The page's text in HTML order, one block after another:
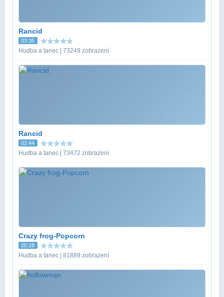
Rancid
03:35
Hudba a tanec | 73249 zobrazení
Rancid
02:44
Hudba a tanec | 73472 zobrazení
Crazy frog-Popcorn
00:28
Hudba a tanec | 81889 zobrazení